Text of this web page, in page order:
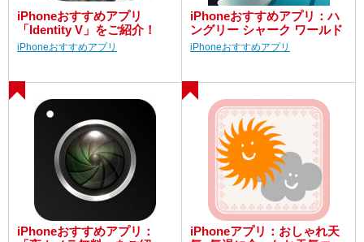
iPhoneおすすめアプリ
「Identity V」をご紹介！
iPhoneおすすめアプリ
iPhoneおすすめアプリ：ハ
ングリー シャーク ワールド
iPhoneおすすめアプリ
iPhoneおすすめアプリ：
iPhoneアプリ：おしゃれ天